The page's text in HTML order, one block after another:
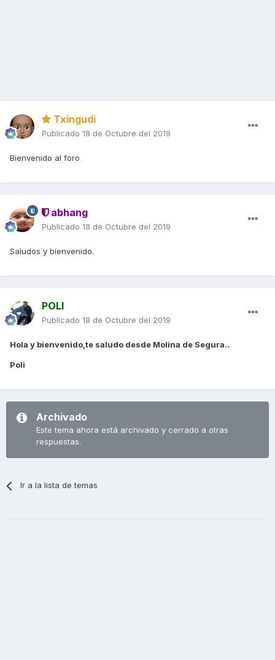
Txingudi
Publicado 18 de Octubre del 2019
Bienvenido al foro
abhang
Publicado 18 de Octubre del 2019
Saludos y bienvenido.
POLI
Publicado 18 de Octubre del 2019
Hola y bienvenido,te saludo desde Molina de Segura..
Poli
Archivado
Este tema ahora está archivado y cerrado a otras
respuestas.
Ir a la lista de temas